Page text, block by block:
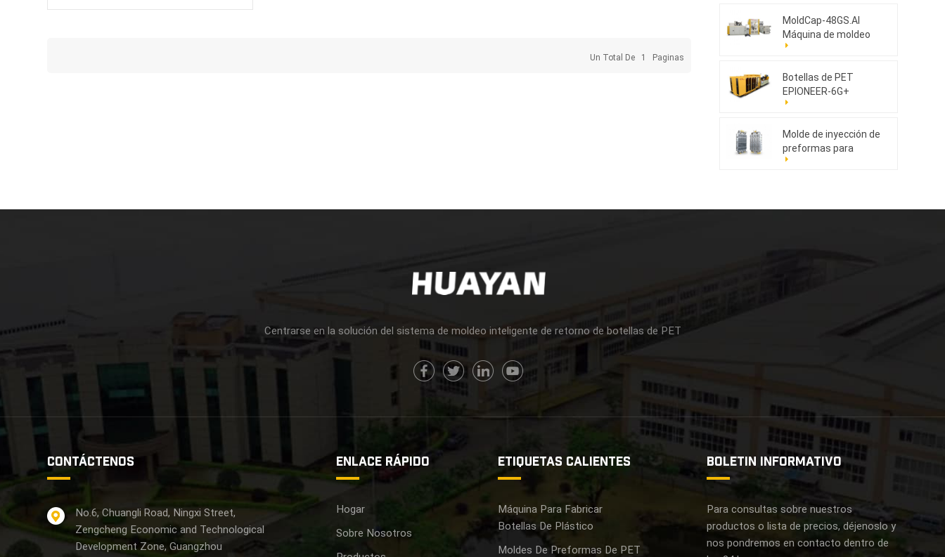
Un Total De 1 Paginas
MoldCap-48GS.AI
Máquina de moldeo
por compresión de
velocidad
Botellas de PET
EPIONEER-6G+
Molde de inyección de
preformas para
mascotas 176cav
Centrarse en la solución del sistema de moldeo inteligente de retorno de botellas de PET
CONTÁCTENOS
No.6, Chuangli Road, Ningxi Street,
Zengcheng Economic and Technological
Development Zone, Guangzhou
ENLACE RÁPIDO
Hogar
Sobre Nosotros
ETIQUETAS CALIENTES
Máquina Para Fabricar
Botellas De Plástico
Moldes De Preformas De PET
BOLETIN INFORMATIVO
Para consultas sobre nuestros
productos o lista de precios, déjenoslo y
nos pondremos en contacto dentro de